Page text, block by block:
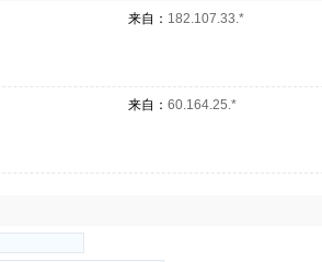
来自： 182.107.33.*
来自： 60.164.25.*